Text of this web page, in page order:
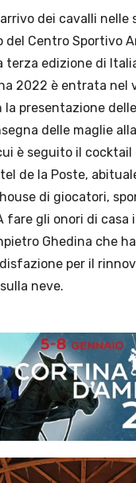
dei cavalli nelle
del Centro Sportivo
terza edizione di
2022 è entrata nel
la presentazione
delle maglie
è seguito il
de la Poste,
di giocatori,
fare gli onori di casa
Ghedina che
per il
neve.